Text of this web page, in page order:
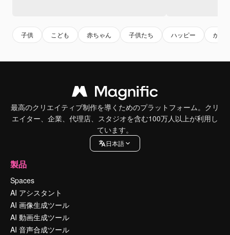
子供 こども 赤ちゃん 子供たち ハッピー かわ
最高のクリエイティブ制作を導くためのプラットフォーム。クリ
エイター、企業、代理店、スタジオを含む100万人以上が利用し
ています。
日本語
製品
Spaces
AI アシスタント
AI 画像生成ツール
AI 動画生成ツール
AI 音声合成ツール